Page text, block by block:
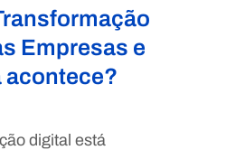
Empresas e
acontece?
digital está